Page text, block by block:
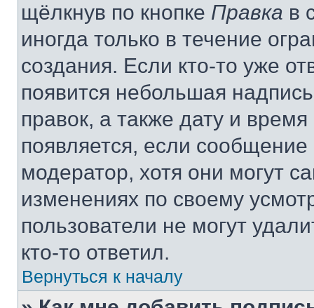
щёлкнув по кнопке Правка в
иногда только в течение
создания. Если кто-то уже
появится небольшая
правок, а также дату и
появляется, если
модератор, хотя они могут
изменениях по своему
пользователи не могут
кто-то ответил.
Вернуться к началу